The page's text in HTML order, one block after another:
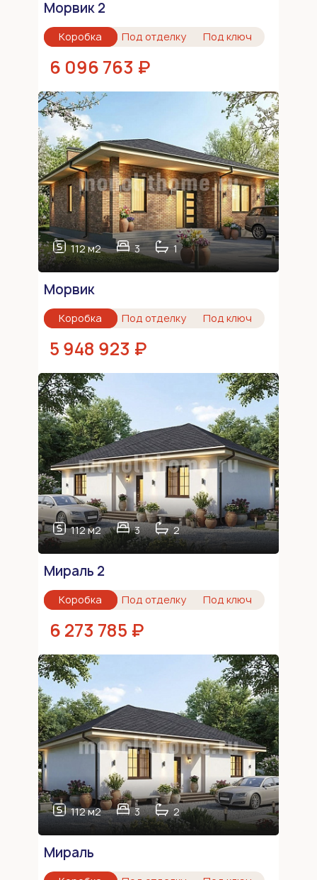
Морвик 2
Коробка Под отделку Под ключ
6 096 763 ₽
112 м2 3 1
Морвик
Коробка Под отделку Под ключ
5 948 923 ₽
112 м2 3 2
Мираль 2
Коробка Под отделку Под ключ
6 273 785 ₽
112 м2 3 2
Мираль